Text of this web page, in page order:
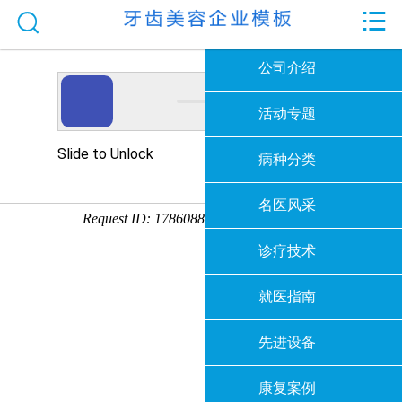
 网站首页
公司介绍
活动专题
病种分类
名医风采
诊疗技术
就医指南
先进设备
康复案例

